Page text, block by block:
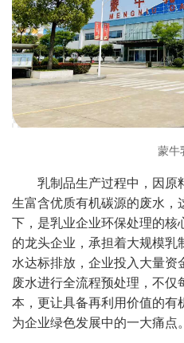
蒙牛
乳制品生产过程中，因原
生富含优质有机碳源的废水，
下，是乳业企业环保处理的核
的龙头企业，承担着大规模乳
水达标排放，企业投入大量
废水进行全流程预处理，不
本，更让具备再利用价值的有
为企业绿色发展中的一大痛点。